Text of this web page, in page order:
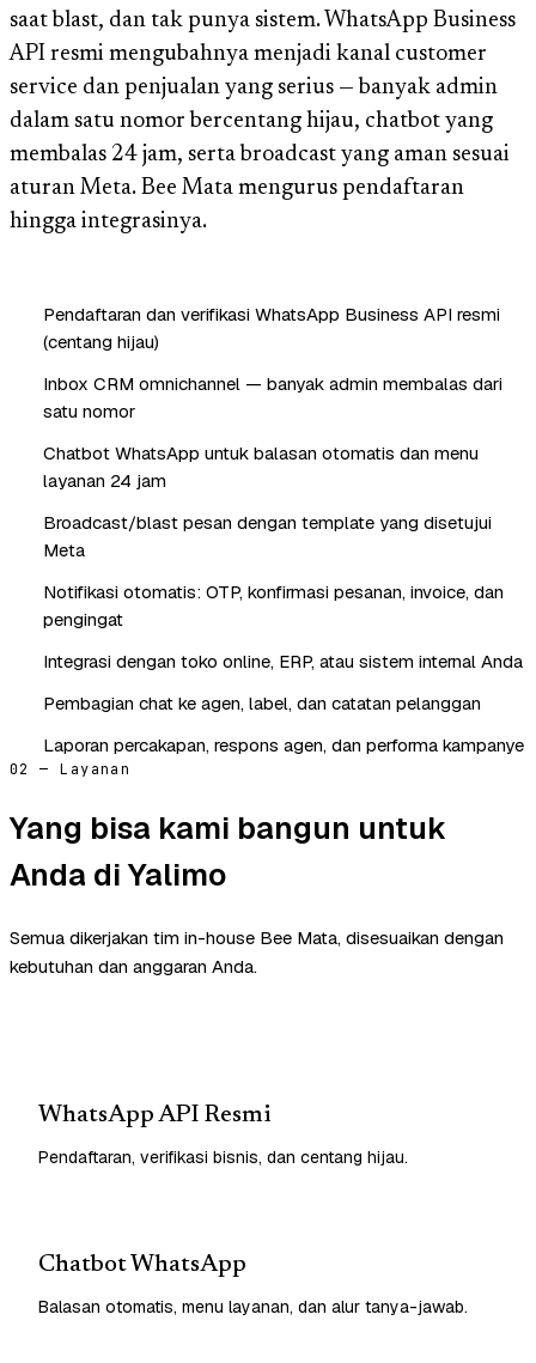
saat blast, dan tak punya sistem. WhatsApp Business
API resmi mengubahnya menjadi kanal customer
service dan penjualan yang serius — banyak admin
dalam satu nomor bercentang hijau, chatbot yang
membalas 24 jam, serta broadcast yang aman sesuai
aturan Meta. Bee Mata mengurus pendaftaran
hingga integrasinya.
Pendaftaran dan verifikasi WhatsApp Business API resmi
(centang hijau)
Inbox CRM omnichannel — banyak admin membalas dari
satu nomor
Chatbot WhatsApp untuk balasan otomatis dan menu
layanan 24 jam
Broadcast/blast pesan dengan template yang disetujui
Meta
Notifikasi otomatis: OTP, konfirmasi pesanan, invoice, dan
pengingat
Integrasi dengan toko online, ERP, atau sistem internal Anda
Pembagian chat ke agen, label, dan catatan pelanggan
Laporan percakapan, respons agen, dan performa kampanye
02 — Layanan
Yang bisa kami bangun untuk
Anda di Yalimo
Semua dikerjakan tim in-house Bee Mata, disesuaikan dengan
kebutuhan dan anggaran Anda.
WhatsApp API Resmi
Pendaftaran, verifikasi bisnis, dan centang hijau.
Chatbot WhatsApp
Balasan otomatis, menu layanan, dan alur tanya-jawab.